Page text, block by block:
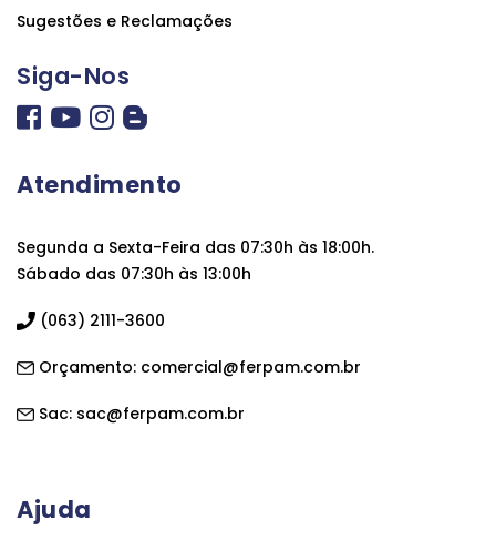
Sugestões e Reclamações
Siga-Nos
Atendimento
Segunda a Sexta-Feira das 07:30h às 18:00h.
Sábado das 07:30h às 13:00h
(063) 2111-3600
Orçamento: comercial@ferpam.com.br
Sac: sac@ferpam.com.br
Ajuda